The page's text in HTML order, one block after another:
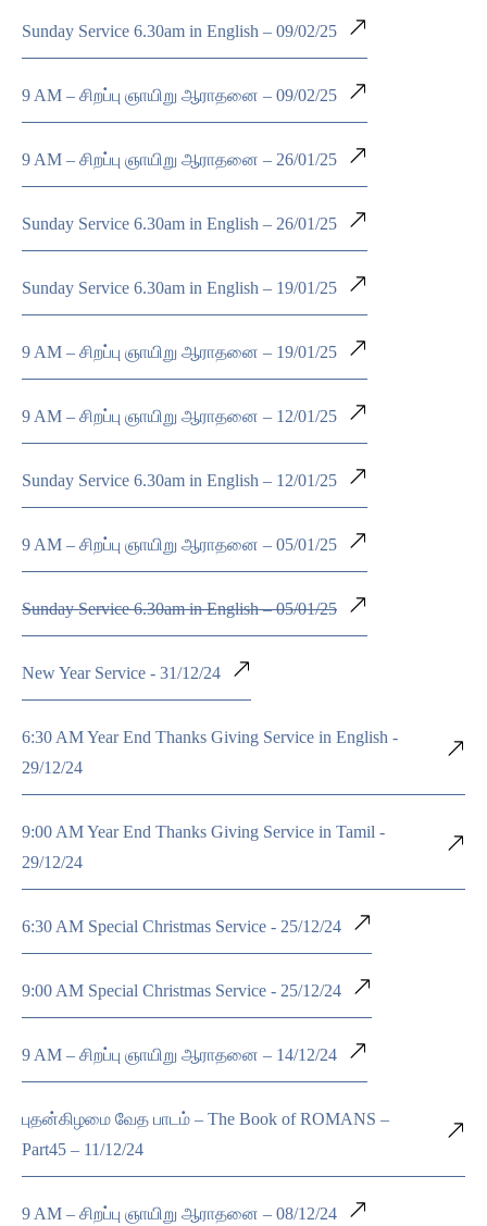
Sunday Service 6.30am in English – 09/02/25
9 AM – சிறப்பு ஞாயிறு ஆராதனை – 09/02/25
9 AM – சிறப்பு ஞாயிறு ஆராதனை – 26/01/25
Sunday Service 6.30am in English – 26/01/25
Sunday Service 6.30am in English – 19/01/25
9 AM – சிறப்பு ஞாயிறு ஆராதனை – 19/01/25
9 AM – சிறப்பு ஞாயிறு ஆராதனை – 12/01/25
Sunday Service 6.30am in English – 12/01/25
9 AM – சிறப்பு ஞாயிறு ஆராதனை – 05/01/25
Sunday Service 6.30am in English – 05/01/25
New Year Service - 31/12/24
6:30 AM Year End Thanks Giving Service in English -
29/12/24
9:00 AM Year End Thanks Giving Service in Tamil -
29/12/24
6:30 AM Special Christmas Service - 25/12/24
9:00 AM Special Christmas Service - 25/12/24
9 AM – சிறப்பு ஞாயிறு ஆராதனை – 14/12/24
புதன்கிழமை வேத பாடம் – The Book of ROMANS –
Part45 – 11/12/24
9 AM – சிறப்பு ஞாயிறு ஆராதனை – 08/12/24